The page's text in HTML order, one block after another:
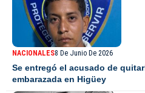
NACIONALES8 De Junio De 2026
Se entregó el acusado de
embarazada en Higüey